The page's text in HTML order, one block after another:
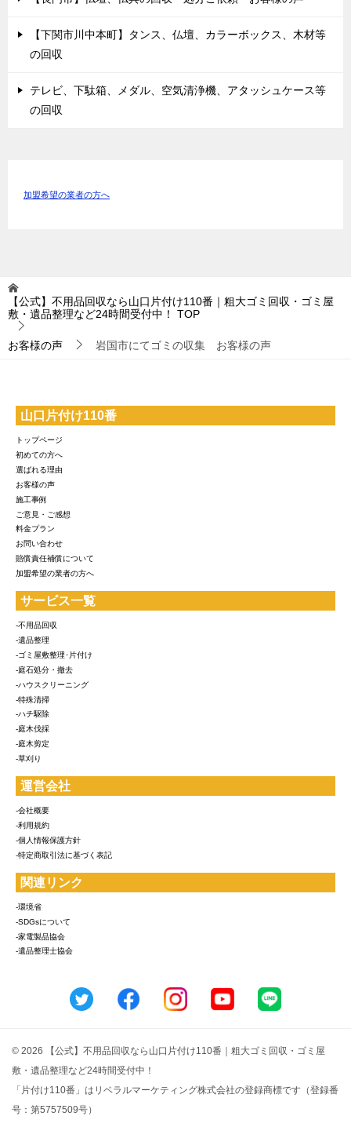
【下関市川中本町】タンス、仏壇、カラーボックス、木材等
の回収
テレビ、下駄箱、メダル、空気清浄機、アタッシュケース等
の回収
加盟希望の業者の方へ
【公式】不用品回収なら山口片付け110番｜粗大ゴミ回収・ゴミ屋
敷・遺品整理など24時間受付中！
TOP
お客様の声 岩国市にてゴミの収集 お客様の声
山口片付け110番
トップページ
初めての方へ
選ばれる理由
お客様の声
施工事例
ご意見・ご感想
料金プラン
お問い合わせ
賠償責任補償について
加盟希望の業者の方へ
サービス一覧
-不用品回収
-遺品整理
-ゴミ屋敷整理･片付け
-庭石処分・撤去
-ハウスクリーニング
-特殊清掃
-ハチ駆除
-庭木伐採
-庭木剪定
-草刈り
運営会社
-会社概要
-利用規約
-個人情報保護方針
-特定商取引法に基づく表記
関連リンク
-環境省
-SDGsについて
-家電製品協会
-遺品整理士協会
© 2026 【公式】不用品回収なら山口片付け110番｜粗大ゴミ回収・ゴミ屋
敷・遺品整理など24時間受付中！
「片付け110番」はリベラルマーケティング株式会社の登録商標です（登録番
号：第5757509号）